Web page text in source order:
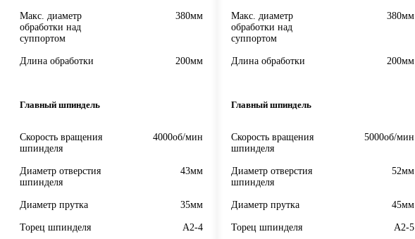
Макс. диаметр
обработки над
суппортом
380мм
Длина обработки 200мм
Главный шпиндель
Скорость вращения
шпинделя
4000об/мин
Диаметр отверстия
шпинделя
43мм
Диаметр прутка 35мм
Торец шпинделя A2-4
Макс. диаметр
обработки над
суппортом
380мм
Длина обработки 200мм
Главный шпиндель
Скорость вращения
шпинделя
5000об/мин
Диаметр отверстия
шпинделя
52мм
Диаметр прутка 45мм
Торец шпинделя A2-5